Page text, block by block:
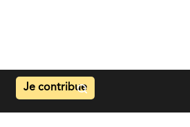
Je contribue